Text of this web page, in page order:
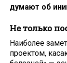
думают об
Не только
Наиболее
проектом,